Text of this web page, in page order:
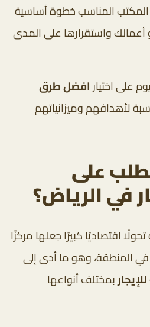
المكتب المناسب خطوة أساسية
واستقرارها على المدى
على اختيارافضل طرق
لأهدافهم وميزانياتهم
على
في الرياض؟
اقتصاديًا كبيرًا جعلها مركزًا
في المنطقة، وهو ما أدى إلى
بمختلف أنواعها